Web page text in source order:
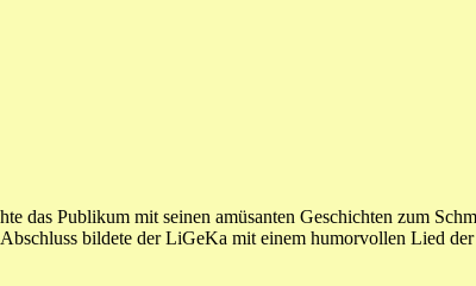
das Publikum mit seinen amüsanten Geschichten zum
bildete der LiGeKa mit einem humorvollen Lied